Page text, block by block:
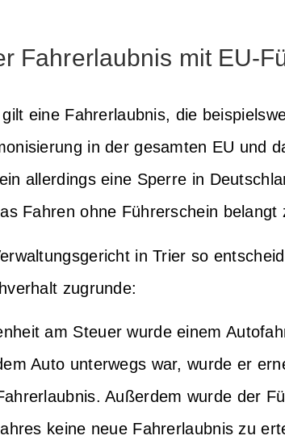
Fahrerlaubnis mit EU-
eine Fahrerlaubnis, die
in der gesamten EU und
allerdings eine Sperre in
Fahren ohne Führerschein belangt
in Trier so
zugrunde:
am Steuer wurde einem
Auto unterwegs war, wurde er
Außerdem wurde der
keine neue Fahrerlaubnis zu